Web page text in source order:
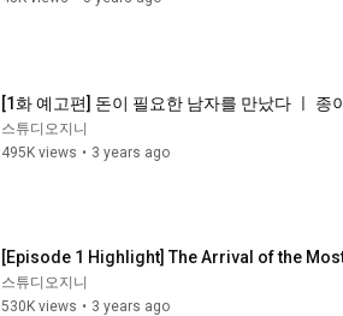
[1화 예고편] 돈이 필요한 남자를 만났다 ㅣ 종
스튜디오지니
495K views • 3 years ago
[Episode 1 Highlight] The Arrival of the
스튜디오지니
530K views • 3 years ago